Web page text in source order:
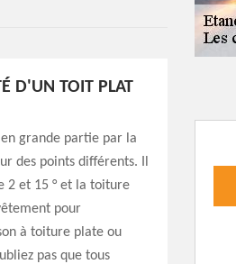
D'UN TOIT PLAT
grande partie par la
des points différents. Il
2 et 15 ° et la toiture
pour
à toiture plate ou
pas que tous